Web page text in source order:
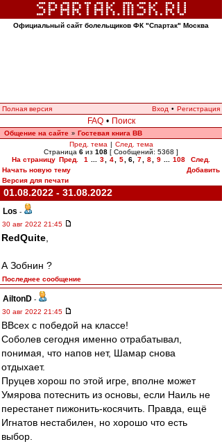
Официальный сайт болельщиков ФК "Спартак" Москва
Полная версия Вход • Регистрация
FAQ • Поиск
Общение на сайте » Гостевая книга ВВ
Пред. тема | След. тема
Страница 6 из 108 [ Сообщений: 5368 ]
На страницу Пред. 1 3 4 5 6 7 8 9 108
След.
Начать новую тему
Добавить
Версия для печати
01.08.2022 - 31.08.2022
Los -
30 авг 2022 21:45
RedQuite
А Зобнин ?
Последнее сообщение
AiltonD -
30 авг 2022 21:45
ВВсех с победой на классе!
Соболев сегодня именно отрабатывал,
понимая, что напов нет, Шамар снова
отдыхает.
Пруцев хорош по этой игре, вполне может
Умярова потеснить из основы, если Наиль не
перестанет пижонить-косячить. Правда, ещё
Игнатов нестабилен, но хорошо что есть
выбор.